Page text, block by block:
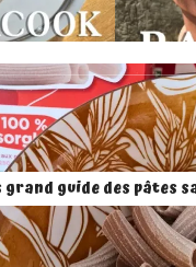
grand guide des pâtes